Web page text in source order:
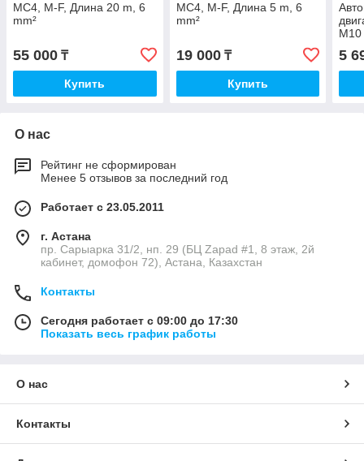
MC4, M-F, Длина 20 m, 6
mm²
55 000 ₸
Купить
MC4, M-F, Длина 5 m, 6
mm²
19 000₸
Купить
5
О нас
Рейтинг не сформирован
Менее 5 отзывов за последний год
Работает с 23.05.2011
г. Астана
пр. Сарыарка 31/2, нп. 29 (БЦ Zapad #1, 8 этаж, 2й
кабинет, домофон 72), Астана, Казахстан
Контакты
Сегодня работает с 09:00 до 17:30
Показать весь график работы
О нас
Контакты